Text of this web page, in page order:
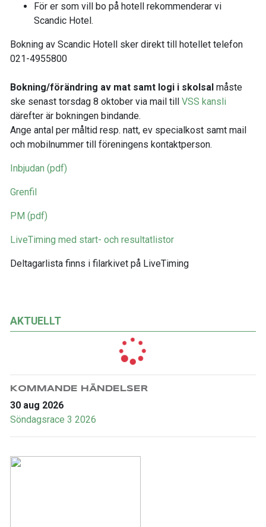
AKTUELLT
KOMMANDE HÄNDELSER
30 aug 2026
Söndagsrace 3 2026
För er som vill bo på hotell rekommenderar vi
Scandic Hotel.
Bokning av Scandic Hotell sker direkt till hotellet telefon
021-4955800
Bokning/förändring av mat samt logi i skolsal måste
ske senast torsdag 8 oktober via mail till VSS kansli
därefter är bokningen bindande.
Ange antal per måltid resp. natt, ev specialkost samt mail
och mobilnummer till föreningens kontaktperson.
Inbjudan (pdf)
Grenfil
PM (pdf)
LiveTiming med start- och resultatlistor
Deltagarlista finns i filarkivet på LiveTiming